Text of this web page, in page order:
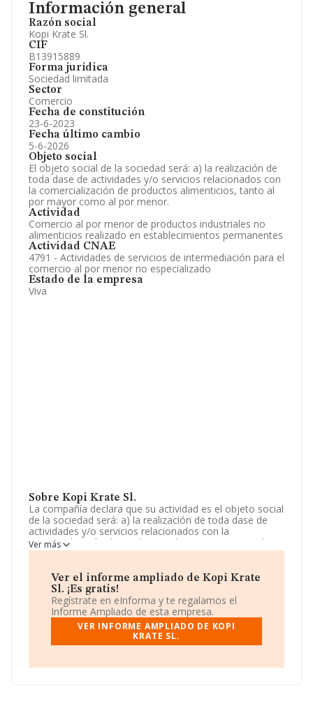
Información general
Razón social
Kopi Krate Sl.
CIF
B13915889
Forma jurídica
Sociedad limitada
Sector
Comercio
Fecha de constitución
23-6-2023
Fecha último cambio
5-6-2026
Objeto social
El objeto social de la sociedad será: a) la realización de
toda dase de actividades y/o servicios relacionados con
la comercialización de productos alimenticios, tanto al
por mayor como al por menor.
Actividad
Comercio al por menor de productos industriales no
alimenticios realizado en establecimientos permanentes
Actividad CNAE
4791 - Actividades de servicios de intermediación para el
comercio al por menor no especializado
Estado de la empresa
Viva
Sobre Kopi Krate Sl.
La compañía declara que su actividad es el objeto social
de la sociedad será: a) la realización de toda dase de
actividades y/o servicios relacionados con la
comercialización de productos alimenticios, tanto al por
mayor como al por menor. La sociedad está inscrita en
actividad de referencia CNAE corresponde a 'Comercio
al por menor por correspondencia o internet', cuyo
Código es 4791. La sociedad no tiene actividad en
mercados exteriores.
Teniendo en cuenta la información disponible en
INFORMA, ha dispuesto de un número de empleados
Ver más
Ver el informe ampliado de Kopi Krate
Sl. ¡Es gratis!
Regístrate en eInforma y te regalamos el
Informe Ampliado de esta empresa.
VER INFORME AMPLIADO DE KOPI
KRATE SL.